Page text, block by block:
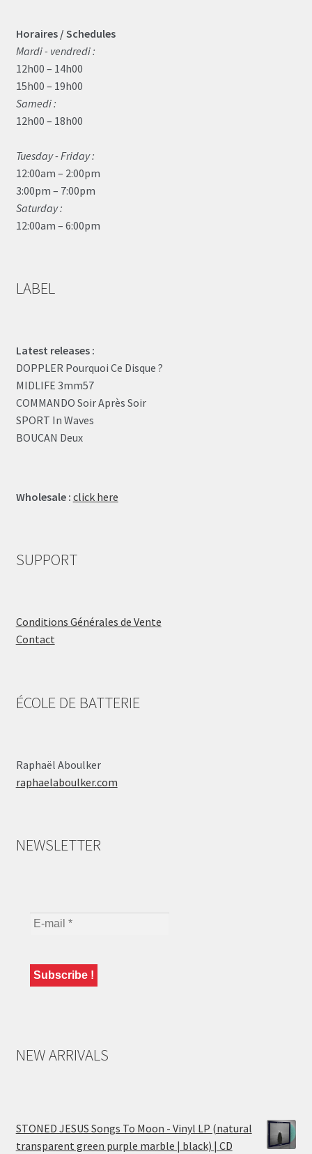
Horaires / Schedules
Mardi - vendredi :
12h00 – 14h00
15h00 – 19h00
Samedi :
12h00 – 18h00
Tuesday - Friday :
12:00am – 2:00pm
3:00pm – 7:00pm
Saturday :
12:00am – 6:00pm
LABEL
Latest releases :
DOPPLER Pourquoi Ce Disque ?
MIDLIFE 3mm57
COMMANDO Soir Après Soir
SPORT In Waves
BOUCAN Deux
Wholesale : click here
SUPPORT
Conditions Générales de Vente
Contact
ÉCOLE DE BATTERIE
Raphaël Aboulker
raphaelaboulker.com
NEWSLETTER
NEW ARRIVALS
STONED JESUS Songs To Moon - Vinyl LP (natural
transparent green purple marble | black) | CD